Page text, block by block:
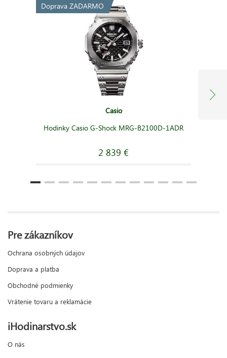
Doprava ZADARMO
Casio
Hodinky Casio G-Shock MRG-B2100D-1ADR
2 839 €
Pre zákazníkov
Ochrana osobných údajov
Doprava a platba
Obchodné podmienky
Vrátenie tovaru a reklamácie
iHodinarstvo.sk
O nás